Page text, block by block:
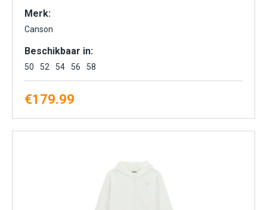
Merk:
Canson
Beschikbaar in:
50 52 54 56 58
€179.99